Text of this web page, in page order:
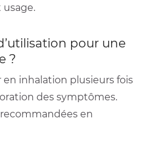
pour une
?
en inhalation plusieurs fois
des symptômes.
recommandées en